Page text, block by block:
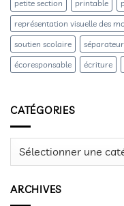
petite section
printable
représentation visuelle des
soutien scolaire
séparateur
écoresponsable
écriture
CATÉGORIES
ARCHIVES